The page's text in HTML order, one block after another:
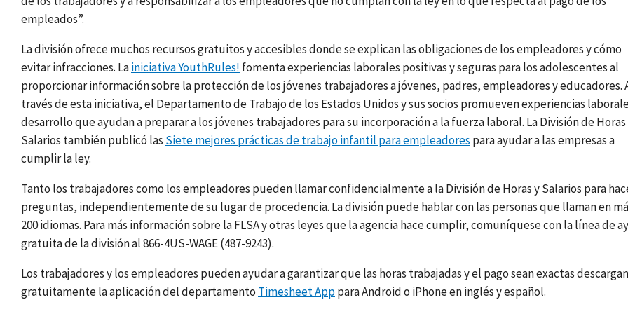
empleados”.
La división ofrece muchos recursos gratuitos y accesibles donde se explican las obligaciones de los empleadores y cómo
evitar infracciones. Lainiciativa YouthRules! fomenta experiencias laborales positivas y seguras para los adolescentes al
proporcionar información sobre la protección de los jóvenes trabajadores a jóvenes, padres, empleadores y educadores.
través de esta iniciativa, el Departamento de Trabajo de los Estados Unidos y sus socios promueven experiencias
desarrollo que ayudan a preparar a los jóvenes trabajadores para su incorporación a la fuerza laboral. La División de Horas
Salarios también publicó las Siete mejores prácticas de trabajo infantil para empleadores para ayudar a las empresas a
cumplir la ley.
Tanto los trabajadores como los empleadores pueden llamar confidencialmente a la División de Horas y Salarios para
preguntas, independientemente de su lugar de procedencia. La división puede hablar con las personas que llaman en
200 idiomas. Para más información sobre la FLSA y otras leyes que la agencia hace cumplir, comuníquese con la línea de
gratuita de la división al 866-4US-WAGE (487-9243).
Los trabajadores y los empleadores pueden ayudar a garantizar que las horas trabajadas y el pago sean exactas
gratuitamente la aplicación del departamento Timesheet Apppara Android o iPhone en inglés y español.